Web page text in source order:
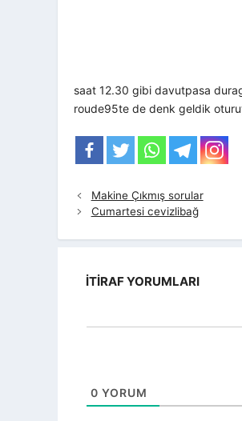
saat 12.30 gibi davutpasa
roude95te de denk geldik
Makine Çıkmış sorular
Cumartesi cevizlibağ
İTIRAF YORUMLARI
0 YORUM